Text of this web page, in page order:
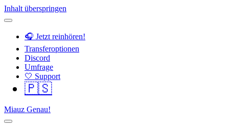
Inhalt überspringen
🎧 Jetzt reinhören!
Transferoptionen
Discord
Umfrage
🤍 Support
🇵🇸
Miauz Genau!